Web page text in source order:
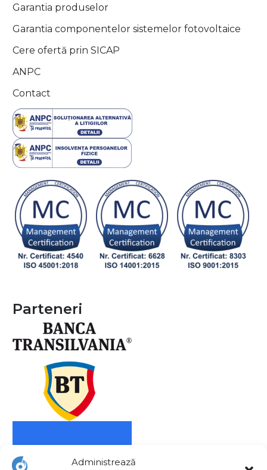
Administrează
Garantia produselor
Garantia componentelor sistemelor fotovoltaice
Cere ofertă prin SICAP
ANPC
Contact
Parteneri